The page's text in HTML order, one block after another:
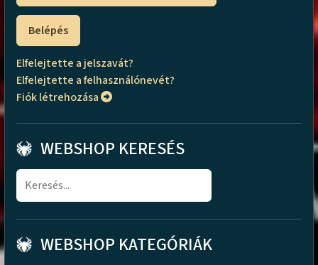
Belépés
Elfelejtette a jelszavát?
Elfelejtette a felhasználónevét?
Fiók létrehozása
WEBSHOP KERESÉS
WEBSHOP KATEGÓRIÁK